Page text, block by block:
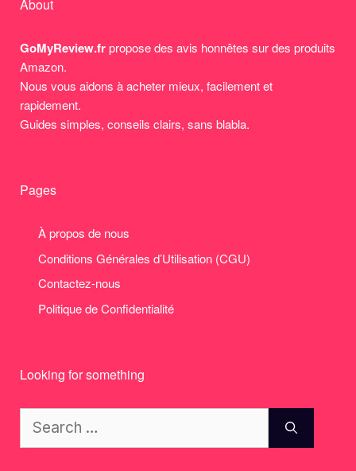
About
GoMyReview.frpropose des avis honnêtes sur des produits
Amazon.
Nous vous aidons à acheter mieux, facilement et
rapidement.
Guides simples, conseils clairs, sans blabla.
Pages
À propos de nous
Conditions Générales d’Utilisation (CGU)
Contactez-nous
Politique de Confidentialité
Looking for something
for: